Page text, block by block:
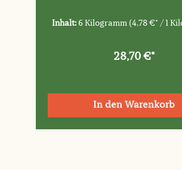
Inhalt: 6 Kilogramm (4,78 €* / 1
28,70 €*
In den Warenkorb